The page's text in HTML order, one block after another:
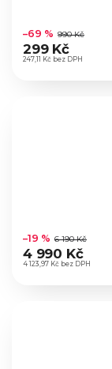
hodnocení
produktu
je
247,11 Kč bez DPH
–69 % 990 Kč
299 Kč
hodnocení
produktu
je
4 123,97 Kč bez DPH
–19 % 6 190 Kč
4 990 Kč